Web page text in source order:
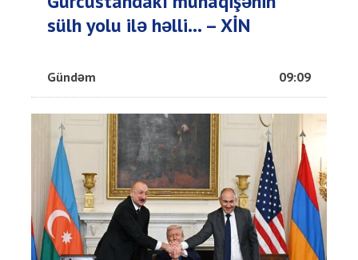
sülh yolu ilə həlli... – XİN
Gündəm 09:09